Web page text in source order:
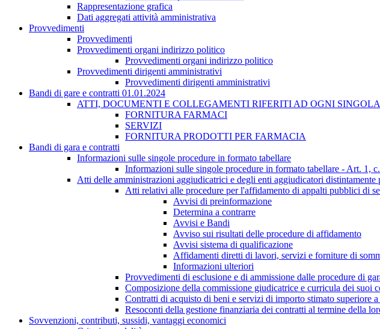
Rappresentazione grafica
Dati aggregati attività amministrativa
Provvedimenti
Provvedimenti
Provvedimenti organi indirizzo politico
Provvedimenti organi indirizzo politico
Provvedimenti dirigenti amministrativi
Provvedimenti dirigenti amministrativi
Bandi di gare e contratti 01.01.2024
ATTI, DOCUMENTI E COLLEGAMENTI RIFERITI AD OGNI
FORNITURA FARMACI
SERVIZI
FORNITURA PRODOTTI PER FARMACIA
Bandi di gara e contratti
Informazioni sulle singole procedure in formato tabellare
Informazioni sulle singole procedure in formato tabellare - Art. 1,
Atti delle amministrazioni aggiudicatrici e degli enti aggiudicatori distintamente
Atti relativi alle procedure per l'affidamento di appalti pubblici di
Avvisi di preinformazione
Determina a contrarre
Avvisi e Bandi
Avviso sui risultati delle procedure di affidamento
Avvisi sistema di qualificazione
Affidamenti diretti di lavori, servizi e forniture di
Informazioni ulteriori
Provvedimenti di esclusione e di ammissione dalle procedure di
Composizione della commissione giudicatrice e curricula dei suoi
Contratti di acquisto di beni e servizi di importo stimato superiore
Resoconti della gestione finanziaria dei contratti al termine della
Sovvenzioni, contributi, sussidi, vantaggi economici